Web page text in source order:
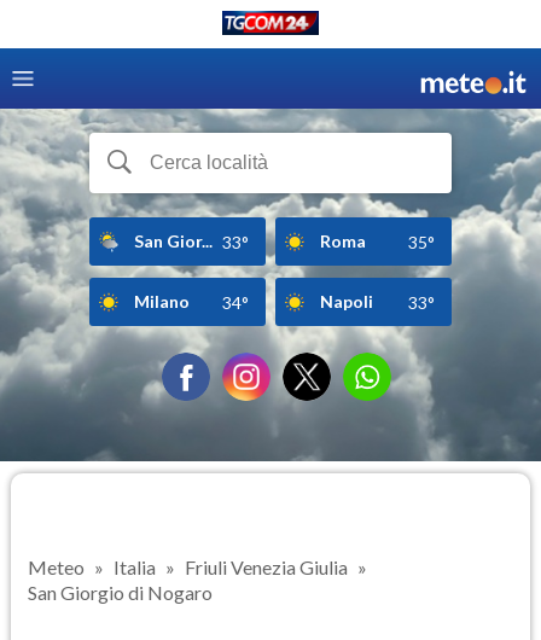
San Gior... 33° Roma 35°
Milano 34° Napoli 33°
Meteo Italia
Friuli Venezia Giulia
San Giorgio di Nogaro